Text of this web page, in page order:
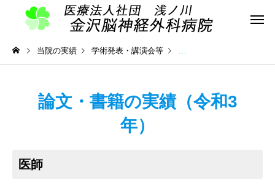
当院の実績 学術発表・講演会等 学術発表（論文・書籍）
論文・書籍の実績（令和3
年）
医師